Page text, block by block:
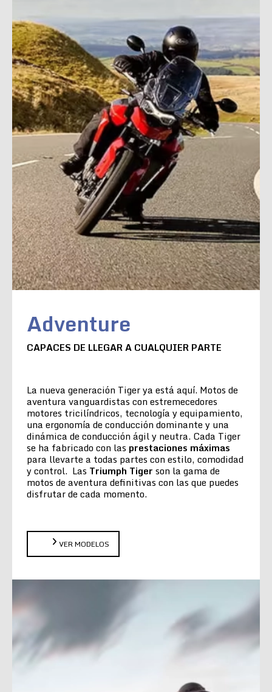
Adventure
CAPACES DE LLEGAR A CUALQUIER PARTE
La nueva generación Tiger ya está aquí. Motos de
aventura vanguardistas con estremecedores
motores tricilíndricos, tecnología y equipamiento,
una ergonomía de conducción dominante y una
dinámica de conducción ágil y neutra. Cada Tiger
se ha fabricado con las prestaciones máximas
para llevarte a todas partes con estilo, comodidad
y control. Las Triumph Tiger son la gama de
motos de aventura definitivas con las que puedes
disfrutar de cada momento.
VER MODELOS